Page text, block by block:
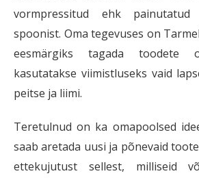
vormpressitud ehk painutatud
spoonist. Oma tegevuses on
eesmärgiks tagada toodete
kasutatakse viimistluseks vaid
peitse ja liimi.
Teretulnud on ka omapoolsed
saab aretada uusi ja põnevaid
ettekujutust sellest, milliseid